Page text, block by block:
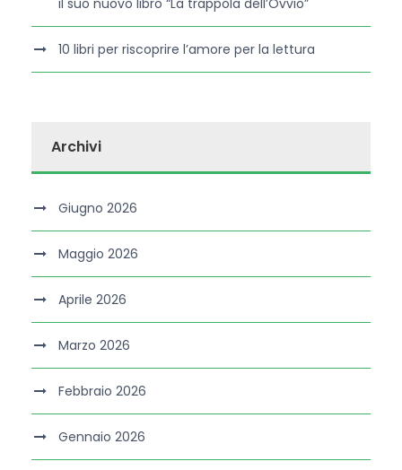
10 libri per riscoprire l’amore per la lettura
Archivi
Giugno 2026
Maggio 2026
Aprile 2026
Marzo 2026
Febbraio 2026
Gennaio 2026